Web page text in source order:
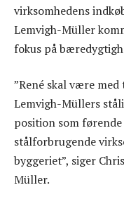
virksomhedens
Lemvigh-Müller
fokus på
”René skal være
Lemvigh-Müllers
position som
stålforbrugende
byggeriet”, siger
Müller.